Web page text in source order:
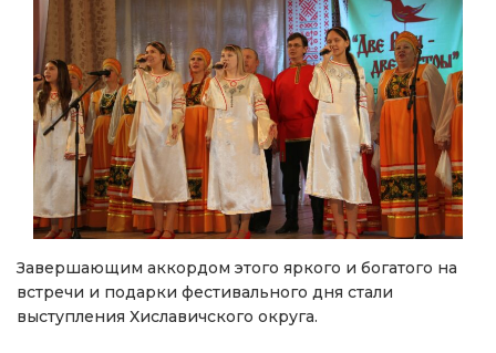
Завершающим аккордом этого яркого и богатого на
встречи и подарки фестивального дня стали
выступления Хиславичского округа.